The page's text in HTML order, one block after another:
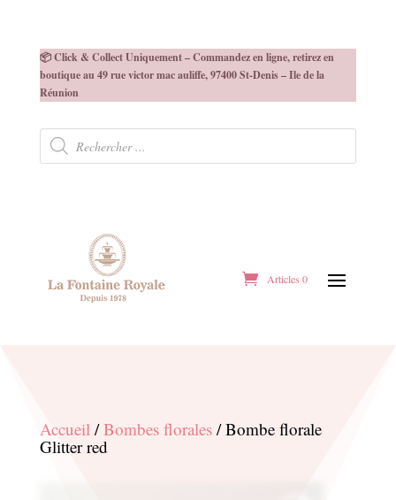
📦 Click & Collect Uniquement – Commandez en ligne, retirez en
boutique au 49 rue victor mac auliffe, 97400 St-Denis – Ile de la
Réunion
Recherche
produits
Articles 0
Accueil/Bombes florales/ Bombe florale
Glitter red